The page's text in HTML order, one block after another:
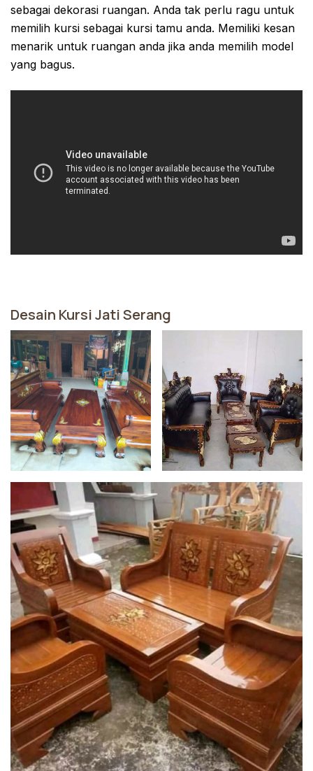
sebagai dekorasi ruangan. Anda tak perlu ragu untuk
memilih kursi sebagai kursi tamu anda. Memiliki kesan
menarik untuk ruangan anda jika anda memilih model
yang bagus.
Desain Kursi Jati Serang